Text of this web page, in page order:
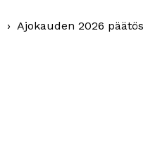
›Ajokauden 2026 päätös